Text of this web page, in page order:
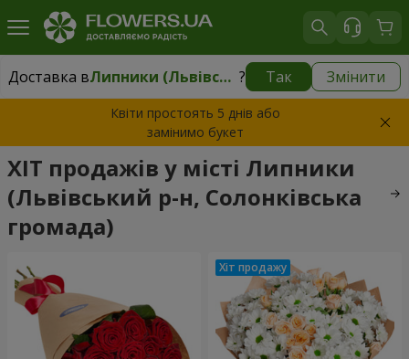
Доставка в Липники (Львівський р-н, Солонківська громада) ? Так Змінити
Доставка в безкоштовно
Квіти простоять 5 днів або
замінимо букет
ХІТ продажів у місті Липники
(Львівський р-н, Солонківська
громада)